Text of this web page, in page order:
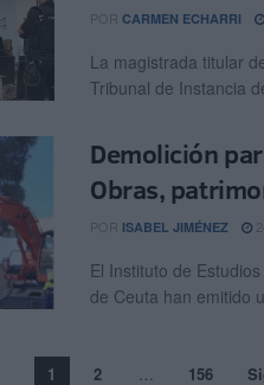
POR CARMEN ECHARRI
La magistrada titular
Tribunal de Instancia
Demolición
Obras,
POR ISABEL JIMÉNEZ
El Instituto de
de Ceuta han emitido
1 2 … 156